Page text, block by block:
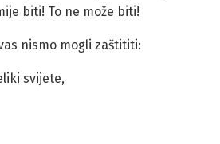
biti! To ne može biti!
nismo mogli zaštititi:
svijete,